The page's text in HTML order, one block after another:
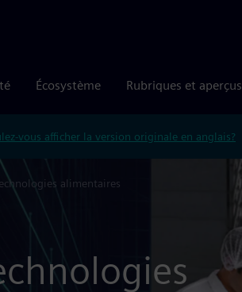
Écosystème Rubriques et aperçus
vous afficher la version originale en anglais?
alimentaires